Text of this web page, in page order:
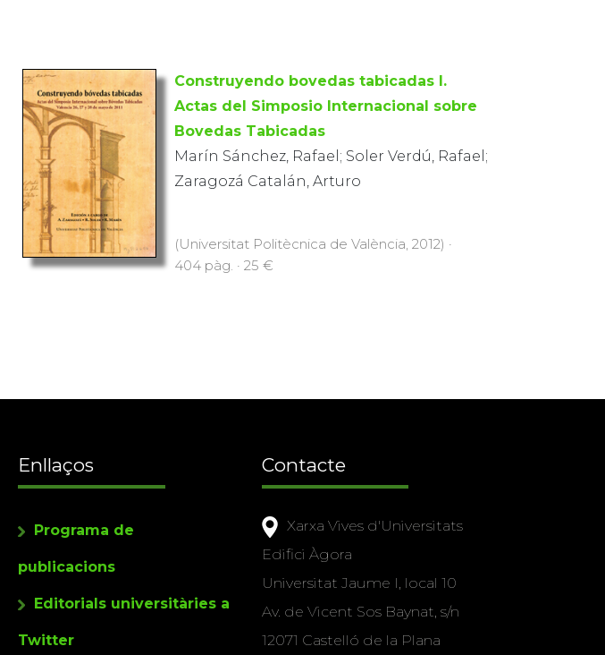
Construyendo bovedas tabicadas I.
Actas del Simposio Internacional sobre
Bovedas Tabicadas
Marín Sánchez, Rafael; Soler Verdú, Rafael;
Zaragozá Catalán, Arturo
(Universitat Politècnica de València, 2012) ·
404 pàg. · 25 €
Enllaços
Programa de
publicacions
Editorials universitàries a
Twitter
Contacte
Xarxa Vives d'Universitats
Edifici Àgora
Universitat Jaume I, local 10
Av. de Vicent Sos Baynat, s/n
12071 Castelló de la Plana